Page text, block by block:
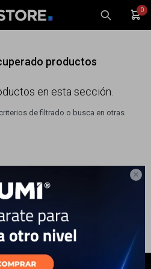

0
productos
en esta sección.
de filtrado o busca en otras